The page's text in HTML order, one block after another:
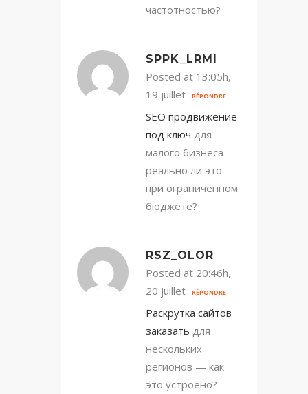
частотностью?
SPPK_LRMI
Posted at 13:05h,
19 juillet
RÉPONDRE
SEO продвижение
под ключ для
малого бизнеса —
реально ли это
при ограниченном
бюджете?
RSZ_OLOR
Posted at 20:46h,
20 juillet
RÉPONDRE
Раскрутка сайтов
заказать для
нескольких
регионов — как
это устроено?